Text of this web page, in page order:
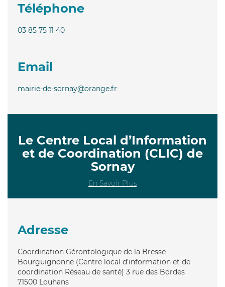
Téléphone
03 85 75 11 40
Email
mairie-de-sornay@orange.fr
Le Centre Local d’Information
et de Coordination (CLIC) de
Sornay
En Savoir Plus
Adresse
Coordination Gérontologique de la Bresse
Bourguignonne (Centre local d'information et de
coordination Réseau de santé) 3 rue des Bordes
71500 Louhans